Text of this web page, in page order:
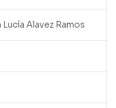
Alavez Ramos